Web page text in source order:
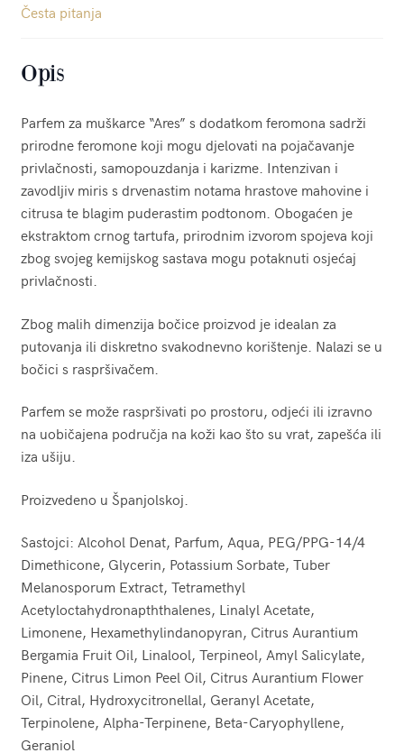
Česta pitanja
Opis
Parfem za muškarce “Ares” s dodatkom feromona sadrži
prirodne feromone koji mogu djelovati na pojačavanje
privlačnosti, samopouzdanja i karizme. Intenzivan i
zavodljiv miris s drvenastim notama hrastove mahovine i
citrusa te blagim puderastim podtonom. Obogaćen je
ekstraktom crnog tartufa, prirodnim izvorom spojeva koji
zbog svojeg kemijskog sastava mogu potaknuti osjećaj
privlačnosti.
Zbog malih dimenzija bočice proizvod je idealan za
putovanja ili diskretno svakodnevno korištenje. Nalazi se u
bočici s raspršivačem.
Parfem se može raspršivati po prostoru, odjeći ili izravno
na uobičajena područja na koži kao što su vrat, zapešća ili
iza ušiju.
Proizvedeno u Španjolskoj.
Sastojci: Alcohol Denat, Parfum, Aqua, PEG/PPG-14/4
Dimethicone, Glycerin, Potassium Sorbate, Tuber
Melanosporum Extract, Tetramethyl
Acetyloctahydronapththalenes, Linalyl Acetate,
Limonene, Hexamethylindanopyran, Citrus Aurantium
Bergamia Fruit Oil, Linalool, Terpineol, Amyl Salicylate,
Pinene, Citrus Limon Peel Oil, Citrus Aurantium Flower
Oil, Citral, Hydroxycitronellal, Geranyl Acetate,
Terpinolene, Alpha-Terpinene, Beta-Caryophyllene,
Geraniol